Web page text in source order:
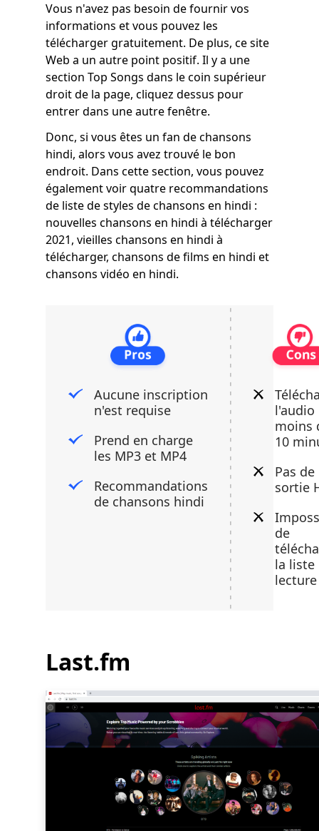
Vous n'avez pas besoin de fournir vos
informations et vous pouvez les
télécharger gratuitement. De plus, ce site
Web a un autre point positif. Il y a une
section Top Songs dans le coin supérieur
droit de la page, cliquez dessus pour
entrer dans une autre fenêtre.
Donc, si vous êtes un fan de chansons
hindi, alors vous avez trouvé le bon
endroit. Dans cette section, vous pouvez
également voir quatre recommandations
de liste de styles de chansons en hindi :
nouvelles chansons en hindi à télécharger
2021, vieilles chansons en hindi à
télécharger, chansons de films en hindi et
chansons vidéo en hindi.
Aucune inscription
n'est requise
Prend en charge
les MP3 et MP4
Recommandations
de chansons hindi
l'audio
moins
10
Pas de
sortie
de
la liste
lecture
Last.fm